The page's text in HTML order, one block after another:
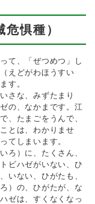
惧種）
て、「ぜつめつ」し
えどがわほうすい
す。
さな、みずたまり
の、なかまです。江
、たまごをうんで、
とは、わかりませ
てしまいます。
ろ）に、たくさん、
ビハゼがいない、ひ
いない、ひがたも、
）の、ひがたが、な
ゼは、すくなくなっ